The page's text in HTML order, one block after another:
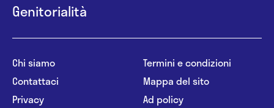
Genitorialità
Chi siamo
Contattaci
Privacy
Termini e condizioni
Mappa del sito
Ad policy